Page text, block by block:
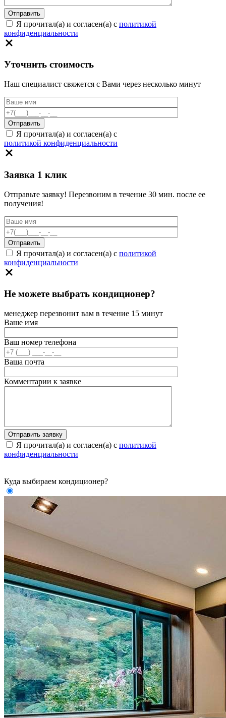
Я прочитал(а) и согласен(а) с политикой
конфиденциальности
Уточнить стоимость
Наш специалист свяжется с Вами через несколько минут
Я прочитал(а) и согласен(а) с
политикой конфиденциальности
Заявка 1 клик
Отправьте заявку! Перезвоним в течение 30 мин. после ее
получения!
Я прочитал(а) и согласен(а) с политикой
конфиденциальности
Не можете выбрать кондиционер?
менеджер перезвонит вам в течение 15 минут
Ваше имя
Ваш номер телефона
Ваша почта
Комментарии к заявке
Я прочитал(а) и согласен(а) с политикой
конфиденциальности
Куда выбираем кондиционер?